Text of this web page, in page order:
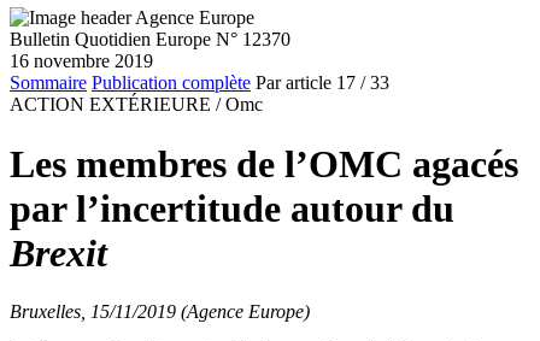
Bulletin Quotidien Europe N° 12370
16 novembre 2019
Sommaire Publication complète Par article 17 / 33
ACTION EXTÉRIEURE / Omc
Les membres de l’OMC agacés
par l’incertitude autour du
Brexit
Bruxelles, 15/11/2019 (Agence Europe)